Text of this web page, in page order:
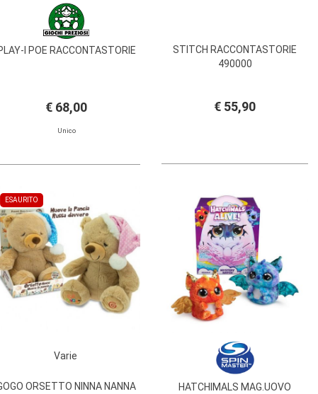
I POE RACCONTASTORIE
€ 68,00
Unico
STITCH RACCONTASTORIE
490000
€ 55,90
ESAURITO
Varie
ORSETTO NINNA NANNA
HATCHIMALS MAG.UOVO